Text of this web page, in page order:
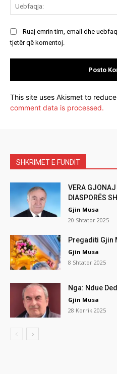
Ruaj emrin tim, email dhe
tjetër që komentoj.
This site uses Akismet to
comment data is processed.
SHKRIMET E FUNDIT
VERA GJONAJ
DIASPORËS
Gjin Musa
20 Shtator 2025
Pregaditi Gjin
Gjin Musa
8 Shtator 2025
Nga: Ndue
Gjin Musa
28 Korrik 2025